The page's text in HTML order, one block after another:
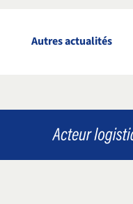
Autres actualités